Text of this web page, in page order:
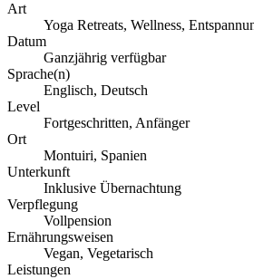
Art
Yoga Retreats, Wellness,
Datum
Ganzjährig verfügbar
Sprache(n)
Englisch, Deutsch
Level
Fortgeschritten, Anfänger
Ort
Montuiri, Spanien
Unterkunft
Inklusive Übernachtung
Verpflegung
Vollpension
Ernährungsweisen
Vegan, Vegetarisch
Leistungen